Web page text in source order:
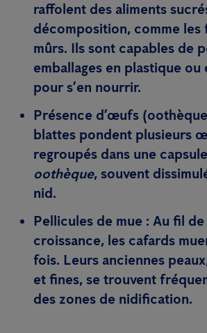
raffolent des aliments
décomposition, comme
mûrs. Ils sont capables de
emballages en plastique ou
pour s’en nourrir.
Présence d’œufs
blattes pondent plusieurs
regroupés dans une
oothèque, souvent
nid.
Pellicules de mue : Au fil
croissance, les cafards
fois. Leurs anciennes
et fines, se trouvent
des zones de nidification.